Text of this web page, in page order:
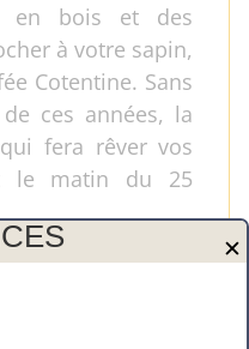
en bois et des
à votre sapin,
Cotentine. Sans
ces années, la
fera rêver vos
le matin du 25
nosautres
✕